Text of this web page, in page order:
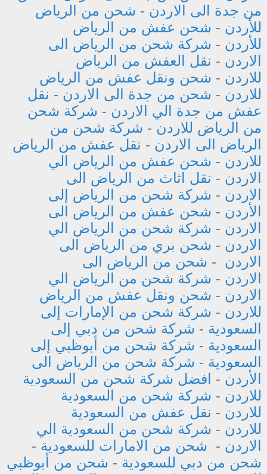
من جدة الى الاردن - شحن من الرياض
للأردن - شحن عفش من الرياض
للأردن - شركة شحن من الرياض الى
الاردن - نقل العفش من الرياض
للاردن - شحن ونقل عفش من الرياض
للاردن - شحن من جدة الى الاردن - نقل
عفش من جدة الي الاردن - شركة شحن
من الرياض للاردن - شركة شحن من
الرياض الى الاردن - نقل عفش من الرياض
للاردن - شحن عفش من الرياض الي
الاردن - نقل اثاث من الرياض الى
الاردن - شركة شحن من الرياض إلى
الأردن - شحن عفش من الرياض الى
الاردن - شركة شحن من الرياض الي
الاردن - شحن بري من الرياض الى
الاردن - شحن من الرياض الى
الاردن - شركة شحن من الرياض الي
الاردن - شحن ونقل عفش من الرياض
للاردن - شركة شحن من الإمارات إلى
السعودية - شركة شحن من دبي إلى
السعودية - شركة شحن من أبوظبي إلى
السعودية - شركة شحن من الرياض الى
الأردن - افضل شركة شحن من السعودية
للاردن - شركة شحن من السعودية
للاردن - نقل عفش من السعودية
للاردن - شركة شحن من السعودية الي
الاردن - شحن من الامارات للسعودية -
شحن من دبي للسعودية - شحن من أبوظبي